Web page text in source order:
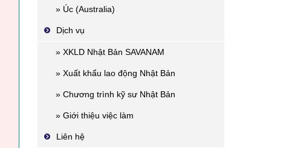
» Úc (Australia)
Dịch vụ
» XKLD Nhật Bản SAVANAM
» Xuất khẩu lao động Nhật Bản
» Chương trình kỹ sư Nhật Bản
» Giới thiệu việc làm
Liên hệ